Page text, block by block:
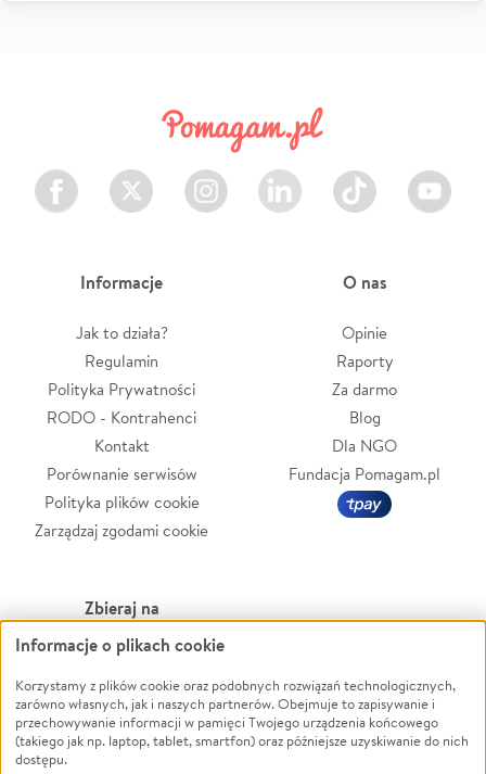
Facebook Twitter Instagram LinkedIn TikTok Youtube
Informacje
Jak to działa?
Regulamin
Polityka Prywatności
RODO - Kontrahenci
Kontakt
Porównanie serwisów
Polityka plików cookie
Zarządzaj zgodami cookie
O nas
Opinie
Raporty
Za darmo
Blog
Dla NGO
Fundacja Pomagam.pl
Zbieraj na
Leczenie
Zwierzęta
Pożar
Ukraina
Powódź
Wichura
NGO
Informacje o plikach cookie
Korzystamy z plików cookie oraz podobnych rozwiązań technologicznych,
zarówno własnych, jak i naszych partnerów. Obejmuje to zapisywanie i
przechowywanie informacji w pamięci Twojego urządzenia końcowego
(takiego jak np. laptop, tablet, smartfon) oraz późniejsze uzyskiwanie do nich
dostępu.